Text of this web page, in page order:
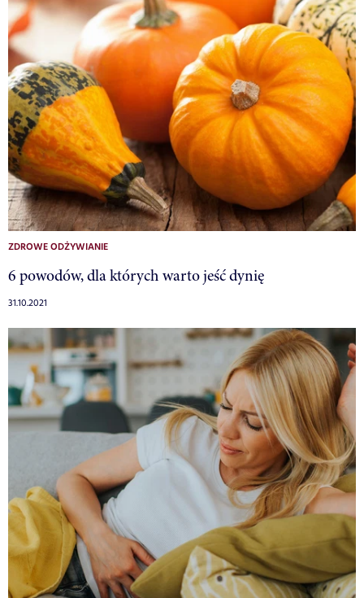
ZDROWE ODŻYWIANIE
6 powodów, dla których warto jeść dynię
31.10.2021